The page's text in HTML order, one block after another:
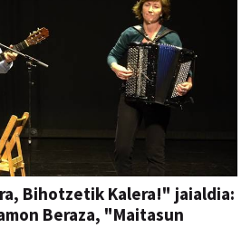
Bihotzetik Kalera!" jaialdia:
Beraza, "Maitasun